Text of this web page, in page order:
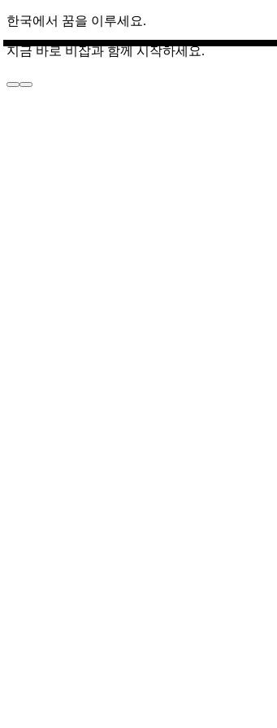
한국에서 꿈을 이루세요.
지금 바로 비잡과 함께 시작하세요.